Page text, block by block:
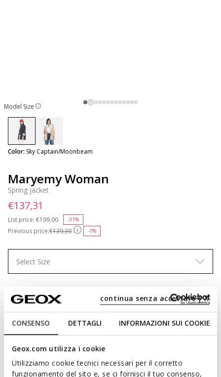
CONSENSO DETTAGLI INFORMAZIONI SUI COOKIE
Geox.com utilizza i cookie
Utilizziamo cookie tecnici necessari per il corretto
funzionamento del sito e, se ci fornisci il tuo consenso,
continua senza accettare | X
Model Size
Maryemy Woman
Spring jacket
Previous price:€139,30 -1%
List price: Price reduced from
€199,00 -31%
€137,31
Color: Sky Captain/Moonbeam
selected
Select Size
ADD TO CART
Free standard delivery
Free returns
within 30 days of the delivery date